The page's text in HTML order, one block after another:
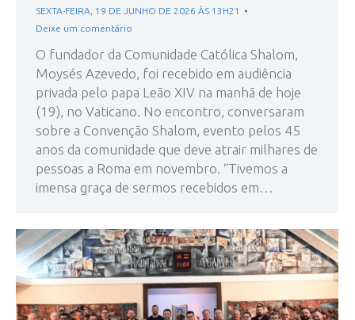
SEXTA-FEIRA, 19 DE JUNHO DE 2026 ÀS 13H21
Deixe um comentário
O fundador da Comunidade Católica Shalom,
Moysés Azevedo, foi recebido em audiência
privada pelo papa Leão XIV na manhã de hoje
(19), no Vaticano. No encontro, conversaram
sobre a Convenção Shalom, evento pelos 45
anos da comunidade que deve atrair milhares de
pessoas a Roma em novembro. “Tivemos a
imensa graça de sermos recebidos em…